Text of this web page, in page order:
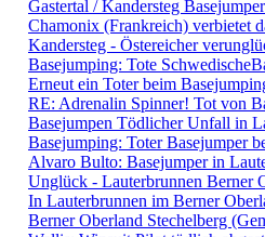
Gastertal / Kandersteg
Chamonix (Frankreich) verbietet
Kandersteg - Östereicher
Basejumping: Tote
Erneut ein Toter beim
RE: Adrenalin Spinner! Tot von
Basejumpen Tödlicher Unfall in
Basejumping: Toter Basejumper
Alvaro Bulto: Basejumper in
Unglück - Lauterbrunnen Berner
In Lauterbrunnen im Berner
Berner Oberland Stechelberg